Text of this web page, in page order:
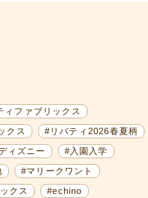
ファブリックス
クス
#リバティ2026春夏柄
ィズニー
#入園入学
#マリークワント
クス
#echino